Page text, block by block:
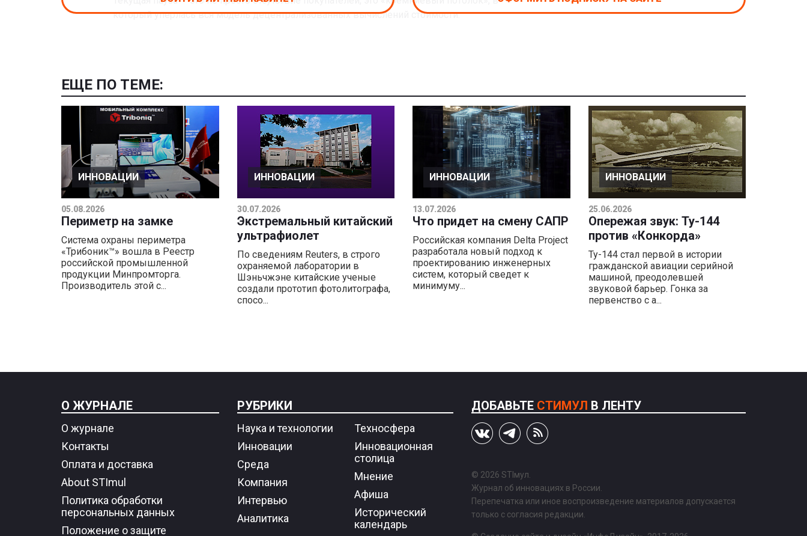
который уперлась вся модель децентрализованных вычислений стоимости.
ЕЩЕ ПО ТЕМЕ:
ИННОВАЦИИ
05.08.2026
Периметр на замке
Система охраны периметра
«Трибоник™» вошла в Реестр
российской промышленной
продукции Минпромторга.
Производитель этой с...
ИННОВАЦИИ
30.07.2026
Экстремальный китайский
ультрафиолет
По сведениям Reuters, в строго
охраняемой лаборатории в
Шэньчжэне китайские ученые
создали прототип фотолитографа,
спосо...
ИННОВАЦИИ
13.07.2026
Что придет на смену САПР
Российская компания Delta Project
разработала новый подход к
проектированию инженерных
систем, который сведет к
минимуму...
ИННОВАЦИИ
25.06.2026
Опережая звук: Ту-144
против «Конкорда»
Ту-144 стал первой в истории
гражданской авиации серийной
машиной, преодолевшей
звуковой барьер. Гонка за
первенство с а...
О ЖУРНАЛЕ
О журнале
Контакты
Оплата и доставка
About STImul
Политика обработки
персональных данных
Положение о защите
РУБРИКИ
Наука и технологии
Инновации
Среда
Компания
Интервью
Аналитика
Техносфера
Инновационная
столица
Мнение
Афиша
Исторический
календарь
ДОБАВЬТЕ СТИМУЛ В ЛЕНТУ
© 2026 STIмул.
Журнал об инновациях в России.
Перепечатка или иное воспроизведение материалов допускается
только с согласия редакции.